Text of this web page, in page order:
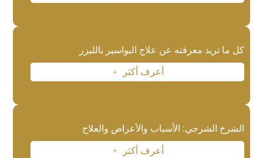
كل ما تريد معرفته عن علاج البواسير بالليزر
أعرف أكثر L
الشرخ الشرجي: الأسباب والأعراض والعلاج
أعرف أكثر L